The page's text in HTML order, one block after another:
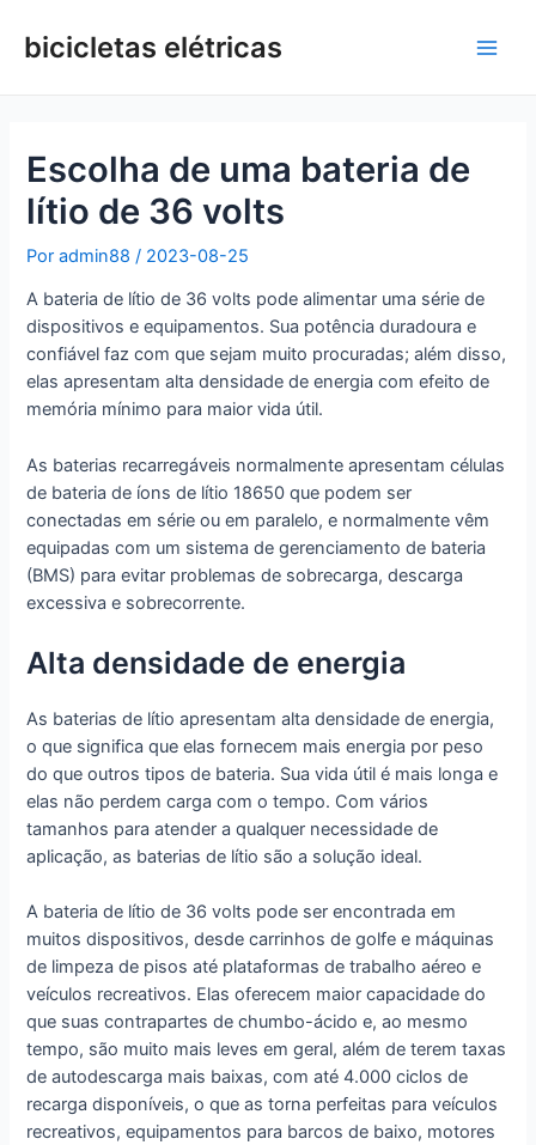
parabicicletas elétricas
Escolha de uma bateria de
lítio de 36 volts
Poradmin88/ 2023-08-25
A bateria de lítio de 36 volts pode alimentar uma série de
dispositivos e equipamentos. Sua potência duradoura e
confiável faz com que sejam muito procuradas; além disso,
elas apresentam alta densidade de energia com efeito de
memória mínimo para maior vida útil.
As baterias recarregáveis normalmente apresentam células
de bateria de íons de lítio 18650 que podem ser
conectadas em série ou em paralelo, e normalmente vêm
equipadas com um sistema de gerenciamento de bateria
(BMS) para evitar problemas de sobrecarga, descarga
excessiva e sobrecorrente.
Alta densidade de energia
As baterias de lítio apresentam alta densidade de energia,
o que significa que elas fornecem mais energia por peso
do que outros tipos de bateria. Sua vida útil é mais longa e
elas não perdem carga com o tempo. Com vários
tamanhos para atender a qualquer necessidade de
aplicação, as baterias de lítio são a solução ideal.
A bateria de lítio de 36 volts pode ser encontrada em
muitos dispositivos, desde carrinhos de golfe e máquinas
de limpeza de pisos até plataformas de trabalho aéreo e
veículos recreativos. Elas oferecem maior capacidade do
que suas contrapartes de chumbo-ácido e, ao mesmo
tempo, são muito mais leves em geral, além de terem taxas
de autodescarga mais baixas, com até 4.000 ciclos de
recarga disponíveis, o que as torna perfeitas para veículos
recreativos, equipamentos para barcos de baixo, motores